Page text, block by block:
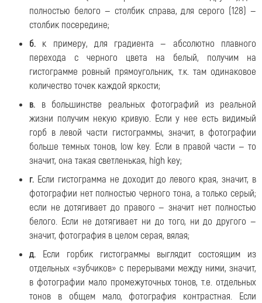
полностью белого — столбик справа, для серого (128) —
столбик посередине;
б. к примеру, для градиента — абсолютно плавного
перехода с черного цвета на белый, получим на
гистограмме ровный прямоугольник, т.к. там одинаковое
количество точек каждой яркости;
в. в большинстве реальных фотографий из реальной
жизни получим некую кривую. Если у нее есть видимый
горб в левой части гистограммы, значит, в фотографии
больше темных тонов, low key. Если в правой части — то
значит, она такая светленькая, high key;
г. Если гистограмма не доходит до левого края, значит, в
фотографии нет полностью черного тона, а только серый;
если не дотягивает до правого — значит нет полностью
белого. Если не дотягивает ни до того, ни до другого —
значит, фотография в целом серая, вялая;
д. Если горбик гистограммы выглядит состоящим из
отдельных «зубчиков» с перерывами между ними, значит,
в фотографии мало промежуточных тонов, т.е. отдельных
тонов в общем мало, фотография контрастная. Если